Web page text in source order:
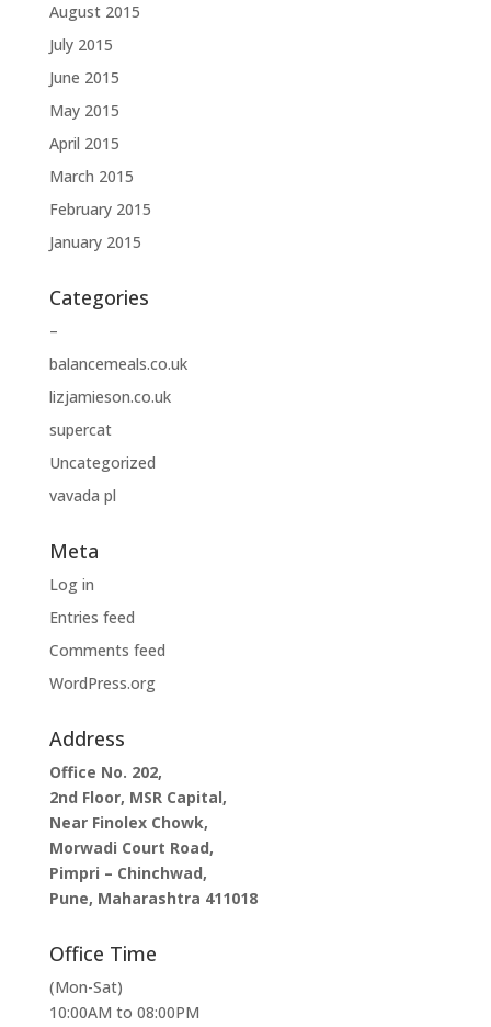
August 2015
July 2015
June 2015
May 2015
April 2015
March 2015
February 2015
January 2015
Categories
–
balancemeals.co.uk
lizjamieson.co.uk
supercat
Uncategorized
vavada pl
Meta
Log in
Entries feed
Comments feed
WordPress.org
Address
Office No. 202,
2nd Floor, MSR Capital,
Near Finolex Chowk,
Morwadi Court Road,
Pimpri – Chinchwad,
Pune, Maharashtra 411018
Office Time
(Mon-Sat)
10:00AM to 08:00PM